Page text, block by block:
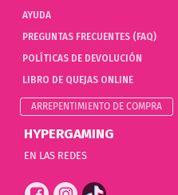
AYUDA
PREGUNTAS FRECUENTES (FAQ)
POLÍTICAS DE DEVOLUCIÓN
LIBRO DE QUEJAS ONLINE
ARREPENTIMIENTO DE COMPRA
HYPERGAMING
EN LAS REDES